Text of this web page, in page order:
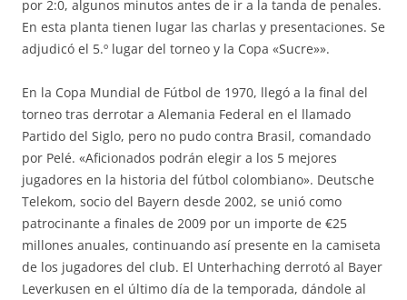
por 2:0, algunos minutos antes de ir a la tanda de penales.
En esta planta tienen lugar las charlas y presentaciones. Se
adjudicó el 5.º lugar del torneo y la Copa «Sucre»».
En la Copa Mundial de Fútbol de 1970, llegó a la final del
torneo tras derrotar a Alemania Federal en el llamado
Partido del Siglo, pero no pudo contra Brasil, comandado
por Pelé. «Aficionados podrán elegir a los 5 mejores
jugadores en la historia del fútbol colombiano». Deutsche
Telekom, socio del Bayern desde 2002, se unió como
patrocinante a finales de 2009 por un importe de €25
millones anuales, continuando así presente en la camiseta
de los jugadores del club. El Unterhaching derrotó al Bayer
Leverkusen en el último día de la temporada, dándole al